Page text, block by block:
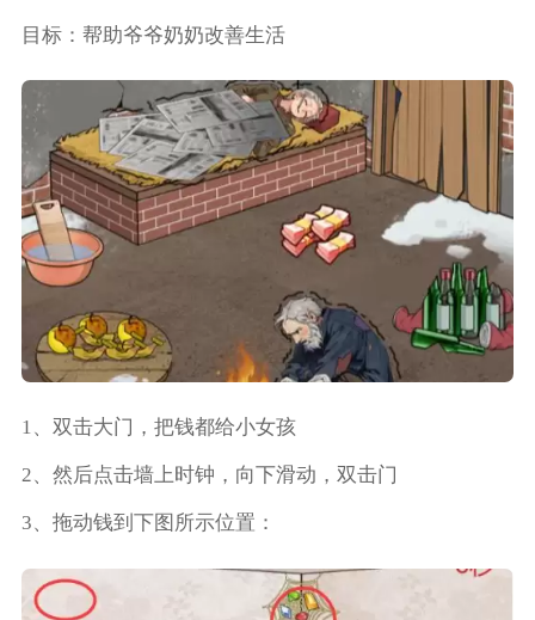
目标：帮助爷爷奶奶改善生活
1、双击大门，把钱都给小女孩
2、然后点击墙上时钟，向下滑动，双击门
3、拖动钱到下图所示位置：